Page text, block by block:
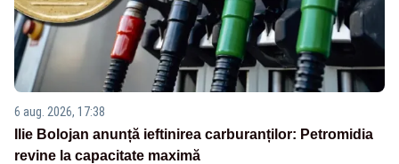
6 aug. 2026, 17:38
Ilie Bolojan anunță ieftinirea carburanților: Petromidia
revine la capacitate maximă